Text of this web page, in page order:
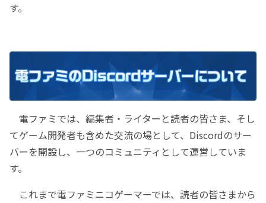
す。
電ファミでは、編集者・ライターと読者の皆さま、そし
てゲーム開発者も含めた交流の場として、Discordのサー
バーを開設し、一つのコミュニティとして運営していま
す。
これまで電ファミニコゲーマーでは、読者の皆さまから